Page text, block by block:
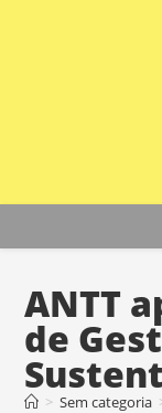
ANTT
de
> Sem categoria